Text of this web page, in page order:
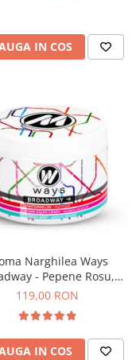
IN COS
Narghilea Ways
- Pepene Rosu,
Menta, 200g
119,00 RON
IN COS